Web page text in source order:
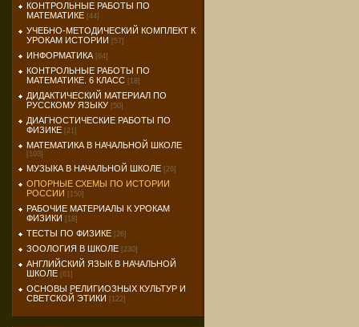
КОНТРОЛЬНЫЕ РАБОТЫ ПО
МАТЕМАТИКЕ [44]
УЧЕБНО-МЕТОДИЧЕСКИЙ КОМПЛЕКТ К
УРОКАМ ИСТОРИИ [57]
ИНФОРМАТИКА [64]
КОНТРОЛЬНЫЕ РАБОТЫ ПО
МАТЕМАТИКЕ. 6 КЛАСС [18]
ДИДАКТИЧЕСКИЙ МАТЕРИАЛ ПО
РУССКОМУ ЯЗЫКУ [50]
ДИАГНОСТИЧЕСКИЕ РАБОТЫ ПО
ФИЗИКЕ [21]
МАТЕМАТИКА В НАЧАЛЬНОЙ ШКОЛЕ
[103]
МУЗЫКА В НАЧАЛЬНОЙ ШКОЛЕ [26]
ОПОРНЫЕ СХЕМЫ ПО ИСТОРИИ
РОССИИ [150]
РАБОЧИЕ МАТЕРИАЛЫ К УРОКАМ
ФИЗИКИ [18]
ТЕСТЫ ПО ФИЗИКЕ [26]
ЗООЛОГИЯ В ШКОЛЕ [230]
АНГЛИЙСКИЙ ЯЗЫК В НАЧАЛЬНОЙ
ШКОЛЕ [61]
ОСНОВЫ РЕЛИГИОЗНЫХ КУЛЬТУР И
СВЕТСКОЙ ЭТИКИ [122]